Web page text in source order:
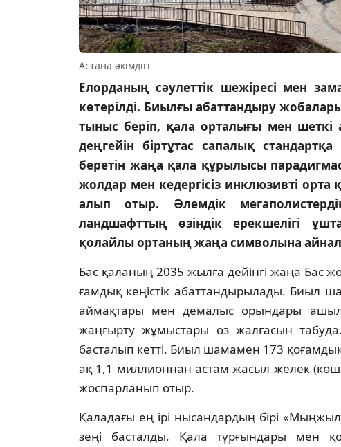
Астана әкімдігі
Елорданың сәулеттік шежіресі мен
көтерілді. Биылғы абаттандыру
тыныс беріп, қала орталығы мен
деңгейін біртұтас сапалық
беретін жаңа қала құрылысы
жолдар мен кедергісіз инклюзивті
алып отыр. Әлемдік
ландшафттың өзіндік ерекшелігі
қолайлы ортаның жаңа символына
Бас қаланың 2035 жылға дейінгі жаңа
ғамдық кеңістік абаттандырылады. Биыл
аймақтары мен демалыс орындары
жаңғырту жұмыстары өз жалғасын
басталып кетті. Биыл шамамен 173
ақ 1,1 миллионнан астам жасыл желек
жос­пар­ла­нып отыр.
Қаладағы ең ірі нысандардың бірі
зеңі басталды. Қала тұрғындары мен